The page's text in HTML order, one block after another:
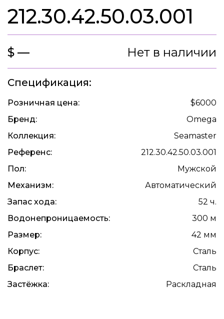
212.30.42.50.03.001
$ — Нет в наличии
Спецификация:
Розничная цена:
$6000
Бренд:
Omega
Коллекция:
Seamaster
Референс:
212.30.42.50.03.001
Пол:
Мужской
Механизм:
Автоматический
Запас хода:
52 ч.
Водонепроницаемость:
300 м
Размер:
42 мм
Корпус:
Сталь
Браслет:
Сталь
Застёжка:
Раскладная